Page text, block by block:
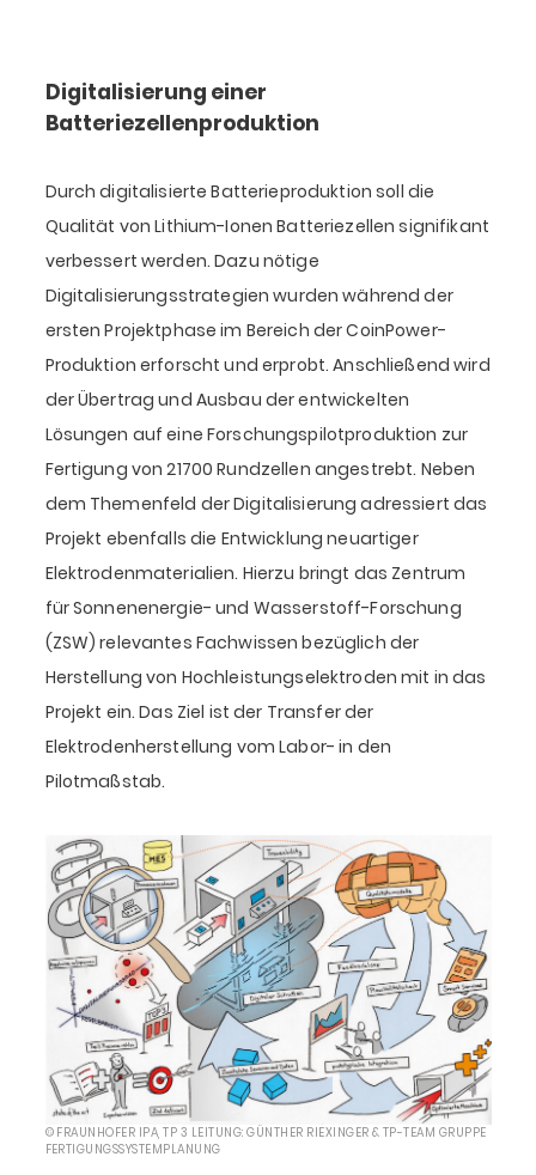
Digitalisierung einer
Batteriezellenproduktion
Durch digitalisierte Batterieproduktion soll die
Qualität von Lithium-Ionen Batteriezellen signifikant
verbessert werden. Dazu nötige
Digitalisierungsstrategien wurden während der
ersten Projektphase im Bereich der CoinPower-
Produktion erforscht und erprobt. Anschließend wird
der Übertrag und Ausbau der entwickelten
Lösungen auf eine Forschungspilotproduktion zur
Fertigung von 21700 Rundzellen angestrebt. Neben
dem Themenfeld der Digitalisierung adressiert das
Projekt ebenfalls die Entwicklung neuartiger
Elektrodenmaterialien. Hierzu bringt das Zentrum
für Sonnenenergie- und Wasserstoff-Forschung
(ZSW) relevantes Fachwissen bezüglich der
Herstellung von Hochleistungselektroden mit in das
Projekt ein. Das Ziel ist der Transfer der
Elektrodenherstellung vom Labor- in den
Pilotmaßstab.
© FRAUNHOFER IPA, TP 3 LEITUNG: GÜNTHER RIEXINGER & TP-TEAM GRUPPE
FERTIGUNGSSYSTEMPLANUNG